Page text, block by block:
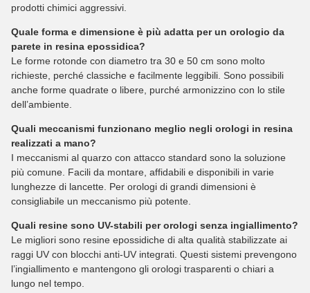
prodotti chimici aggressivi.
Quale forma e dimensione è più adatta per un orologio da
parete in resina epossidica?
Le forme rotonde con diametro tra 30 e 50 cm sono molto
richieste, perché classiche e facilmente leggibili. Sono possibili
anche forme quadrate o libere, purché armonizzino con lo stile
dell’ambiente.
Quali meccanismi funzionano meglio negli orologi in resina
realizzati a mano?
I meccanismi al quarzo con attacco standard sono la soluzione
più comune. Facili da montare, affidabili e disponibili in varie
lunghezze di lancette. Per orologi di grandi dimensioni è
consigliabile un meccanismo più potente.
Quali resine sono UV-stabili per orologi senza ingiallimento?
Le migliori sono resine epossidiche di alta qualità stabilizzate ai
raggi UV con blocchi anti-UV integrati. Questi sistemi prevengono
l’ingiallimento e mantengono gli orologi trasparenti o chiari a
lungo nel tempo.